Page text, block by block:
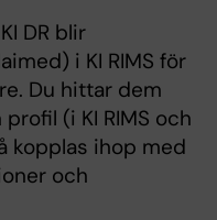
DR blir
i KI RIMS för
Du hittar dem
(i KI RIMS och
kopplas ihop med
och